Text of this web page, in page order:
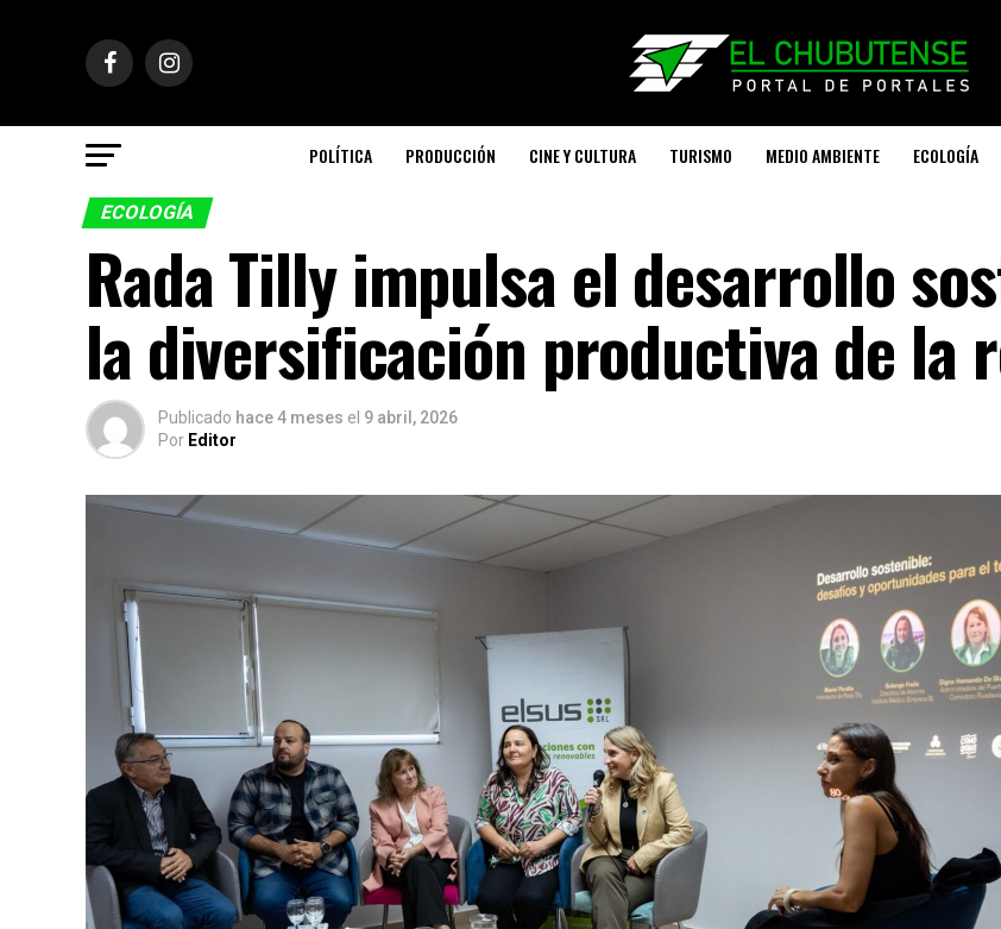
POLÍTICA PRODUCCIÓN CINE Y CULTURA TURISMO MEDIO AMBIENTE ECOLOGÍA
ECOLOGÍA
Rada Tilly impulsa el desarrollo
la diversificación productiva de la
Publicado hace 4 meses el 9 abril, 2026
Por Editor